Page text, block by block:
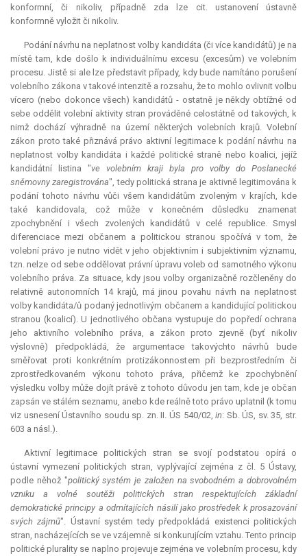
konformní, či nikoliv, případně zda lze cit. ustanovení ústavně
konformně vyložit či nikoliv.
Podání návrhu na neplatnost volby kandidáta (či více kandidátů) je na
místě tam, kde došlo k individuálnímu excesu (excesům) ve volebním
procesu. Jistě si ale lze představit případy, kdy bude namítáno porušení
volebního zákona v takové intenzitě a rozsahu, že to mohlo ovlivnit volbu
vícero (nebo dokonce všech) kandidátů - ostatně je někdy obtížné od
sebe oddělit volební aktivity stran prováděné celostátně od takových, k
nimž dochází výhradně na území některých volebních krajů. Volební
zákon proto také přiznává právo aktivní legitimace k podání návrhu na
neplatnost volby kandidáta i každé politické straně nebo koalici, jejíž
kandidátní listina "ve volebním kraji byla pro volby do Poslanecké
sněmovny zaregistrována", tedy politická strana je aktivně legitimována k
podání tohoto návrhu vůči všem kandidátům zvoleným v krajích, kde
také kandidovala, což může v konečném důsledku znamenat
zpochybnění i všech zvolených kandidátů v celé republice. Smysl
diferenciace mezi občanem a politickou stranou spočívá v tom, že
volební právo je nutno vidět v jeho objektivním i subjektivním významu,
tzn. nelze od sebe oddělovat právní úpravu voleb od samotného výkonu
volebního práva. Za situace, kdy jsou volby organizačně rozčleněny do
relativně autonomních 14 krajů, má jinou povahu návrh na neplatnost
volby kandidáta/ů podaný jednotlivým občanem a kandidující politickou
stranou (koalicí). U jednotlivého občana vystupuje do popředí ochrana
jeho aktivního volebního práva, a zákon proto zjevně (byť nikoliv
výslovně) předpokládá, že argumentace takovýchto návrhů bude
směřovat proti konkrétním protizákonnostem při bezprostředním či
zprostředkovaném výkonu tohoto práva, přičemž ke zpochybnění
výsledku volby může dojít právě z tohoto důvodu jen tam, kde je občan
zapsán ve stálém seznamu, anebo kde reálně toto právo uplatnil (k tomu
viz usnesení Ústavního soudu sp. zn. II. ÚS 540/02,in: Sb. ÚS, sv. 35, str.
603 a násl.).
Aktivní legitimace politických stran se svojí podstatou opírá o
ústavní vymezení politických stran, vyplývající zejména z čl. 5 Ústavy,
podle něhož "politický systém je založen na svobodném a dobrovolném
vzniku a volné soutěži politických stran respektujících základní
demokratické principy a odmítajících násilí jako prostředek k prosazování
svých zájmů". Ústavní systém tedy předpokládá existenci politických
stran, nacházejících se ve vzájemně si konkurujícím vztahu. Tento princip
politické plurality se naplno projevuje zejména ve volebním procesu, kdy